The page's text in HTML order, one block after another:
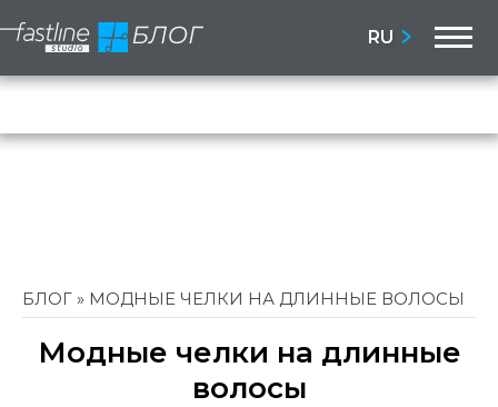
RU
БЛОГ » МОДНЫЕ ЧЕЛКИ НА ДЛИННЫЕ ВОЛОСЫ
Модные челки на длинные
волосы